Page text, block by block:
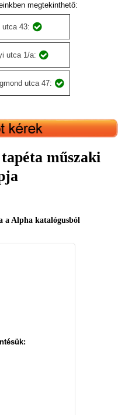
megtekinthető:
utca 43:
utca 1/a:
utca 47:
műszaki
a Alpha katalógusból